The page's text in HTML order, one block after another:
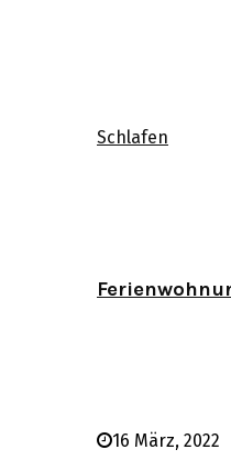
Schlafen
16 März, 2022